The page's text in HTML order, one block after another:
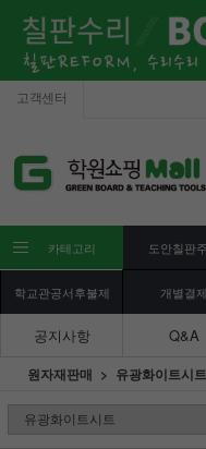
고객센터
카테고리 도안칠판
학교관공서후불제 개별결제
공지사항 Q&A
원자재판매 유광화이트시트